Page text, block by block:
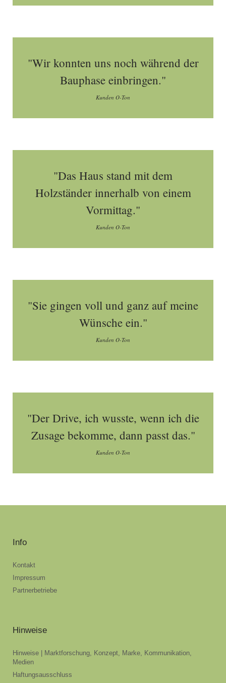
"Wir konnten uns noch während der
Bauphase einbringen."
Kunden O-Ton
"Das Haus stand mit dem
Holzständer innerhalb von einem
Vormittag."
Kunden O-Ton
"Sie gingen voll und ganz auf meine
Wünsche ein."
Kunden O-Ton
"Der Drive, ich wusste, wenn ich die
Zusage bekomme, dann passt das."
Kunden O-Ton
Info
Kontakt
Impressum
Partnerbetriebe
Hinweise
Hinweise | Marktforschung, Konzept, Marke, Kommunikation,
Medien
Haftungsausschluss